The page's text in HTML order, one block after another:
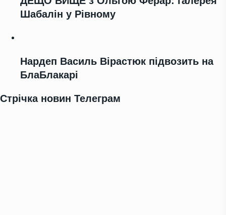
Шабалін у Рівному
Нардеп Василь Вірастюк підвозить на
БлаБлакарі
Стрічка новин Телеграм